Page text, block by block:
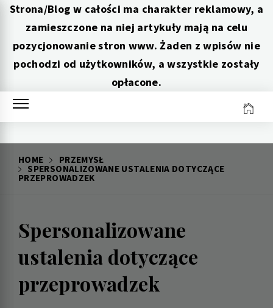
Strona/Blog w całości ma charakter reklamowy, a
zamieszczone na niej artykuły mają na celu
pozycjonowanie stron www. Żaden z wpisów nie
pochodzi od użytkowników, a wszystkie zostały
opłacone.
Skip
HOME
PRZEMYSŁ
SPERSONALIZOWANE USTALENIA DOTYCZĄCE
PRZEPROWADZEK
Spersonalizowane
ustalenia dotyczące
przeprowadzek